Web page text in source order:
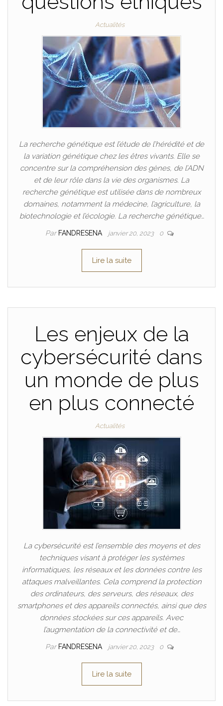
Actualités
La recherche génétique est l’étude de l’hérédité et de
la variation génétique chez les êtres vivants. Elle se
concentre sur la compréhension des gènes, de l’ADN
et de leur rôle dans la vie des organismes. La
recherche génétique est utilisée dans de nombreux
domaines, notamment la médecine, l’agriculture, la
biotechnologie et l’écologie. La recherche génétique…
Par FANDRESENA janvier 20, 2023 0
Lire la suite
Les enjeux de la
cybersécurité dans
un monde de plus
en plus connecté
Actualités
La cybersécurité est l’ensemble des moyens et des
techniques visant à protéger les systèmes
informatiques, les réseaux et les données contre les
attaques malveillantes. Cela comprend la protection
des ordinateurs, des serveurs, des réseaux, des
smartphones et des appareils connectés, ainsi que des
données stockées sur ces appareils. Avec
l’augmentation de la connectivité et de…
Par FANDRESENA janvier 20, 2023 0
Lire la suite